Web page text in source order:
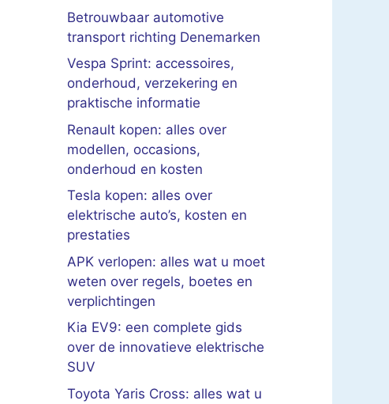
Betrouwbaar automotive
transport richting Denemarken
Vespa Sprint: accessoires,
onderhoud, verzekering en
praktische informatie
Renault kopen: alles over
modellen, occasions,
onderhoud en kosten
Tesla kopen: alles over
elektrische auto’s, kosten en
prestaties
APK verlopen: alles wat u moet
weten over regels, boetes en
verplichtingen
Kia EV9: een complete gids
over de innovatieve elektrische
SUV
Toyota Yaris Cross: alles wat u